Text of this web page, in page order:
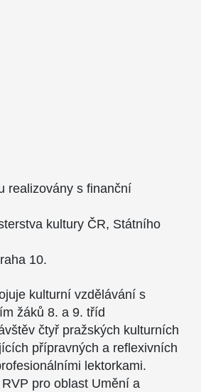
realizovány s finanční
kultury ČR, Státního
10.
kulturní vzdělávání s
žáků 8. a 9. tříd
čtyř pražských kulturních
přípravných a reflexivních
lektorkami.
pro oblast Umění a